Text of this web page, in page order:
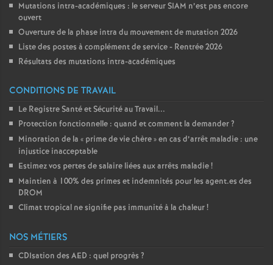
Mutations intra-académiques : le serveur SIAM n’est pas encore
ouvert
Ouverture de la phase intra du mouvement de mutation 2026
Liste des postes à complément de service - Rentrée 2026
Résultats des mutations intra-académiques
CONDITIONS DE TRAVAIL
Le Registre Santé et Sécurité au Travail...
Protection fonctionnelle : quand et comment la demander?
Minoration de la « prime de vie chère» en cas d’arrêt maladie : une
injustice inacceptable
Estimez vos pertes de salaire liées aux arrêts maladie!
Maintien à 100% des primes et indemnités pour les agent.es des
DROM
Climat tropical ne signifie pas immunité à la chaleur!
NOS MÉTIERS
CDIsation des AED : quel progrès ?